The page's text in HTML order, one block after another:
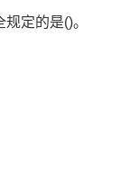
定的是()。